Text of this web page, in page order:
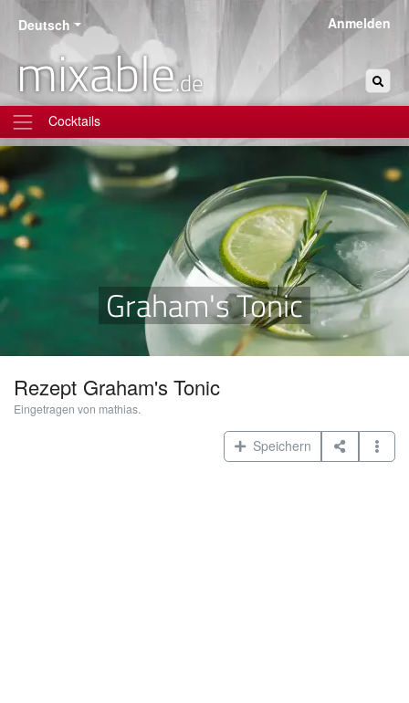
Deutsch
mixable.de
Anmelden
Cocktails
Graham's Tonic
Rezept Graham's Tonic
Eingetragen von mathias.
Speichern